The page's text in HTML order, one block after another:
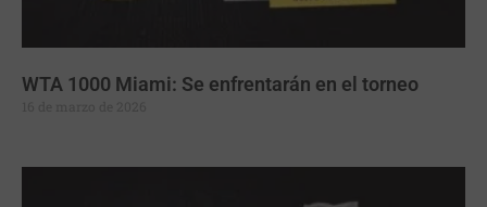
WTA 1000 Miami: Se enfrentarán en el torneo